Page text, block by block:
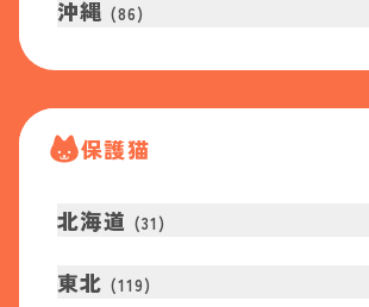
沖縄 (86)
保護猫
北海道 (31 )
東北 (119)